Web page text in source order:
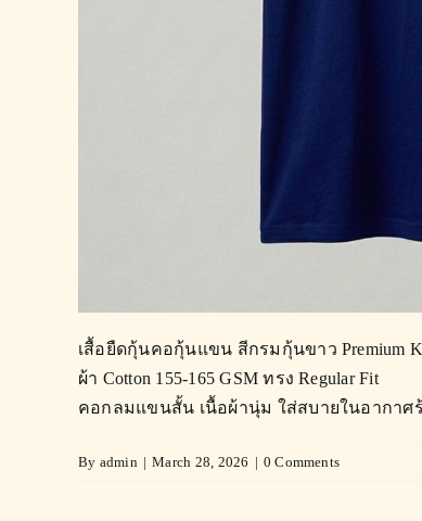
เสื้อยืดกุ้นคอกุ้นแขน สีกรมกุ้นขาว Premium
ผ้า Cotton 155-165 GSM ทรง Regular Fit
คอกลมแขนสั้น เนื้อผ้านุ่ม ใส่สบายในอากาศ
By admin | March 28, 2026 | 0 Comments